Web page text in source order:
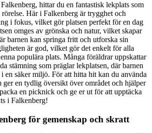
hittar du en fantastisk lekplats som
Här i Falkenberg är trygghet och
i fokus, vilket gör platsen perfekt för en dag
omges av grönska och natur, vilket skapar
barnen kan springa fritt och utforska sin
är god, vilket gör det enkelt för alla
populära plats. Många föräldrar uppskattar
stämning som präglar lekplatsen, där barnen
en säker miljö. För att hitta hit kan du använda
ger en tydlig översikt över området och hjälper
en picknick och ge er ut för att upptäcka
i Falkenberg!
för gemenskap och skratt